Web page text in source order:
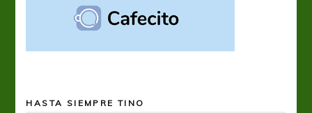
HASTA SIEMPRE TINO